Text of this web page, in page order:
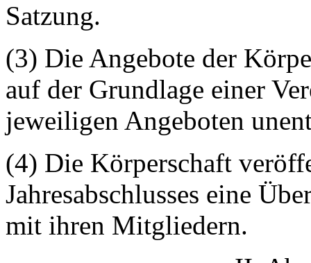
Satzung.
(3) Die Angebote der
auf der Grundlage einer
jeweiligen Angeboten
(4) Die Körperschaft
Jahresabschlusses eine
mit ihren Mitgliedern.